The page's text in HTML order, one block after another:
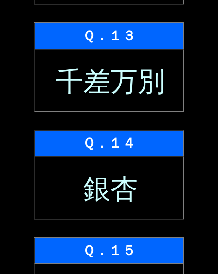
Ｑ．１３
千差万別
Ｑ．１４
銀杏
Ｑ．１５